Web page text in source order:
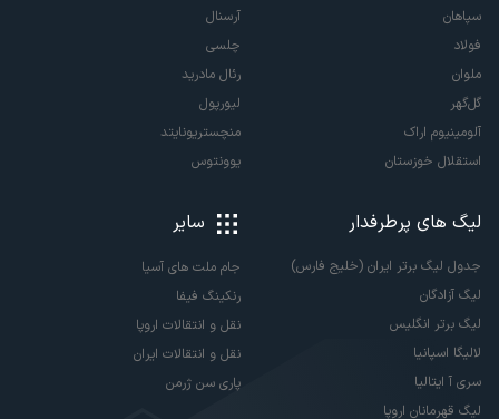
سپاهان
فولاد
ملوان
گل‌گهر
آلومینیوم اراک
استقلال خوزستان
آرسنال
چلسی
رئال مادرید
لیورپول
منچستریونایتد
یوونتوس
لیگ های پرطرفدار
جدول لیگ برتر ایران (خلیج فارس)
لیگ آزادگان
لیگ برتر انگلیس
لالیگا اسپانیا
سری آ ایتالیا
لیگ قهرمانان اروپا
سایر
جام ملت های آسیا
رنکینگ فیفا
نقل و انتقالات اروپا
نقل و انتقالات ایران
پاری سن ژرمن